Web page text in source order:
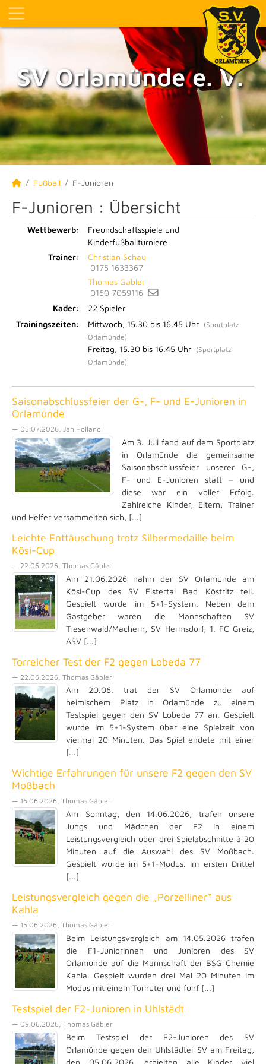
SV Orlamünde e. V.
Fußball F-Junioren
F-Junioren : Übersicht
Wettbewerb:
Freundschaftsspiele und
Kinderfußballturniere
Trainer:
Christian Schau
0175 1633367
Thomas Gäbler
0160 7059116
Kader:
22 Spieler
Trainingszeiten:
Mittwoch, 15.30 bis 16.45 Uhr
(Sportplatz
Orlamünde)
Freitag, 15.30 bis 16.45 Uhr
(Sportplatz
Orlamünde)
Saisonabschlussfeier der G-, F- und E-Junioren in
Orlamünde
— 05.07.2026, Jan Holland
Am 3. Juli fand auf dem Sportplatz
in Orlamünde die gemeinsame
Saisonabschlussfeier unserer G-,
F- und E-Junioren statt – und
diese war ein voller Erfolg.
Zahlreiche Kinder, Eltern, Trainer
und Helfer versammelten sich, [...]
Leichte Enttäuschung trotz Silbermedaille beim
Kösi-Cup
— 22.06.2026, Thomas Gäbler
Am 21.06.2026 nahm der SV Orlamünde am
Kösi-Cup des SV Elstertal Bad Köstritz teil.
Gespielt wurde im 5+1-System. Neben dem
Gastgeber waren die Mannschaften SV
Tresenwald/Machern, SV Hermsdorf, 1. FC Greiz,
ASV [...]
Torreicher Test der F2 gegen Lobeda 77
— 22.06.2026, Thomas Gäbler
Am 20.06. trat der SV Orlamünde auf
heimischem Platz in Orlamünde zu einem
Testspiel gegen den SV Lobeda 77 an. Gespielt
wurde im 5+1-System über eine Spielzeit von
viermal 20 Minuten. Das Spiel endete mit einer
[...]
Wichtige Erfahrungen für unsere F2 gegen den SV
Moßbach
— 16.06.2026, Thomas Gäbler
Am Sonntag, den 14.06.2026, trafen unsere
Jungs und Mädchen der F2 in einem
Leistungsvergleich über drei Spielabschnitte à 20
Minuten auf die Auswahl des SV Moßbach.
Gespielt wurde im 5+1-Modus. Im ersten Drittel
[...]
Leistungsvergleich gegen die „Porzelliner“ aus
Kahla
— 15.06.2026, Thomas Gäbler
Beim Leistungsvergleich am 14.05.2026 trafen
die F1-Juniorinnen und Junioren des SV
Orlamünde auf die Mannschaft der BSG Chemie
Kahla. Gespielt wurden drei Mal 20 Minuten im
Modus mit einem Torhüter und fünf [...]
Testspiel der F2-Junioren in Uhlstädt
— 09.06.2026, Thomas Gäbler
Beim Testspiel der F2-Junioren des SV
Orlamünde gegen den Uhlstädter SV am Freitag,
den 05.06.2026, erhielten alle Kinder viel